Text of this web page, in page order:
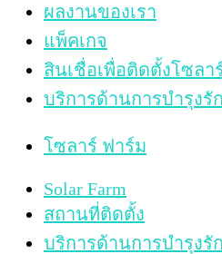
ผลงานของเรา
แพ็คเกจ
สินเชื่อเพื่อติดตั้งโซลา
บริการด้านการบำรุงรั
โซลาร์ ฟาร์ม
Solar Farm
สถานที่ติดตั้ง
บริการด้านการบำรุงรั